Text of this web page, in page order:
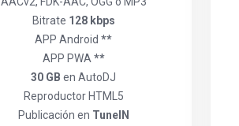
Bitrate 128 kbps
APP Android**
APP PWA **
30 GB en AutoDJ
Reproductor HTML5
Publicación en TuneIN